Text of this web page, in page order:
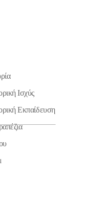
Ισχύς
Εκπαίδευση